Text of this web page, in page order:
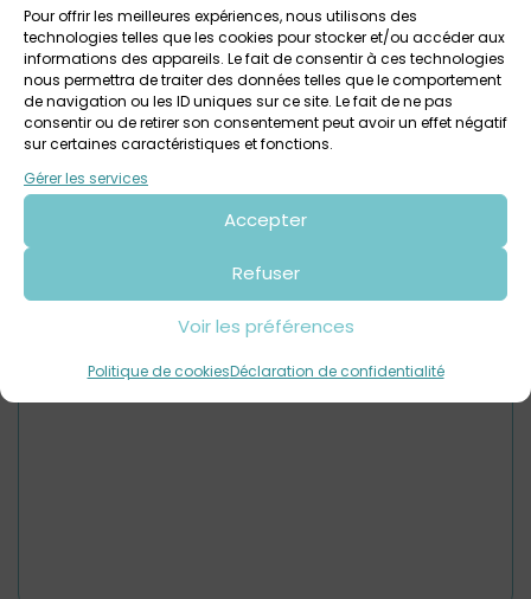
Pour offrir les meilleures expériences, nous utilisons des
technologies telles que les cookies pour stocker et/ou accéder aux
informations des appareils. Le fait de consentir à ces technologies
nous permettra de traiter des données telles que le comportement
de navigation ou les ID uniques sur ce site. Le fait de ne pas
consentir ou de retirer son consentement peut avoir un effet négatif
sur certaines caractéristiques et fonctions.
Gérer les services
Accepter
Refuser
Voir les préférences
Politique de cookiesDéclaration de confidentialité
Prénom et nom*
Adresse e-mail*